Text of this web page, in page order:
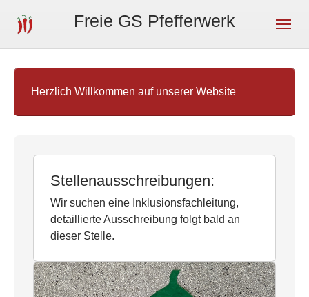
Freie GS Pfefferwerk
Herzlich Willkommen auf unserer Website
Stellenausschreibungen:
Wir suchen eine Inklusionsfachleitung,
detaillierte Ausschreibung folgt bald an
dieser Stelle.